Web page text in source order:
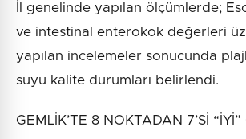
İl genelinde yapılan ölçümlerde;
ve intestinal enterokok değerleri
yapılan incelemeler sonucunda
suyu kalite durumları belirlendi.
GEMLİK’TE 8 NOKTADAN 7’Sİ